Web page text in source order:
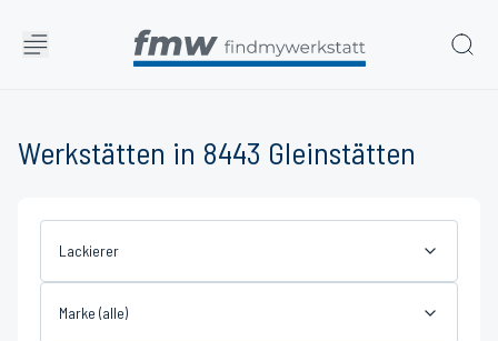
Werkstätten in 8443 Gleinstätten
Lackierer
Marke (alle)